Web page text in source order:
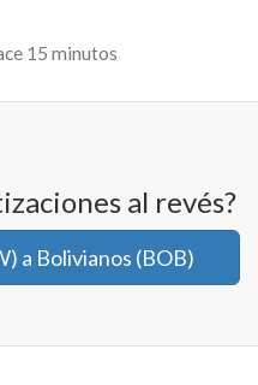
15 minutos
al revés?
a Bolivianos (BOB)